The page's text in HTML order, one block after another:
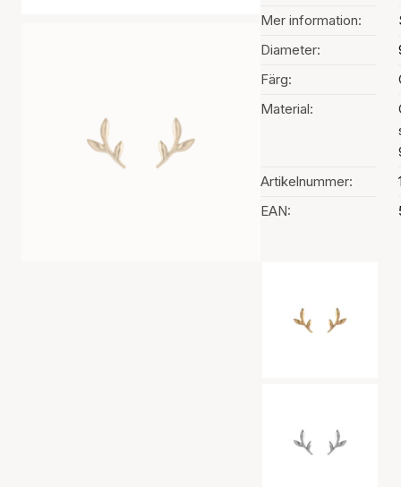
Mer information:
Diameter:
Färg:
Material:
Artikelnummer:
EAN: